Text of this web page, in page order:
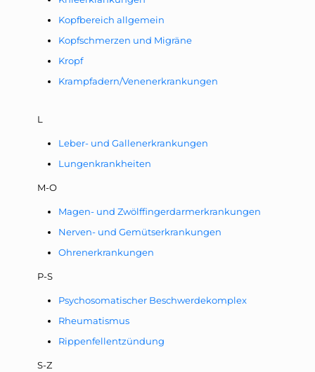
Kopfbereich allgemein
Kopfschmerzen und Migräne
Kropf
Krampfadern/Venenerkrankungen
L
Leber- und Gallenerkrankungen
Lungenkrankheiten
M-O
Magen- und Zwölffingerdarmerkrankungen
Nerven- und Gemütserkrankungen
Ohrenerkrankungen
P-S
Psychosomatischer Beschwerdekomplex
Rheumatismus
Rippenfellentzündung
S-Z